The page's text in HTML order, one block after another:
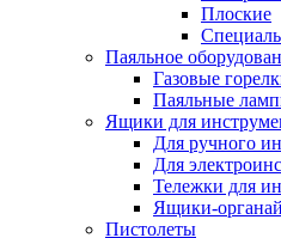
Плоские
Паяльное
Газовые
Паяльные
Ящики для
Для ручного
Для
Тележки для
Ящики-
Пистолеты